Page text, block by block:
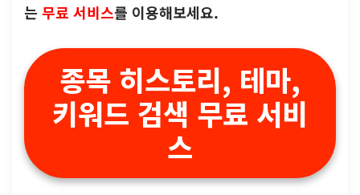
는 무료 서비스를 이용해보세요.
종목 히스토리, 테마,
키워드 검색 무료 서비
스